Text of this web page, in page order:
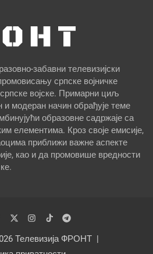
забавни телевизијски
српске војничке
војске. Примарни циљ
и модеран начин обрађује теме
образовне садржаје са
елементима. Кроз своје емисије,
приближи важне аспекте
као и да промовише вредности
Телевизија ФРОНТ